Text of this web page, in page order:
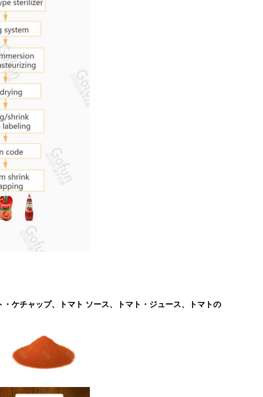
ケチャップ、トマト ソース、トマト・ジュース、トマトの